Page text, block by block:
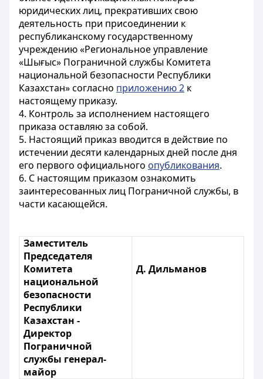
юридических лиц, прекративших свою
деятельность при присоединении к
республиканскому государственному
учреждению «Региональное управление
«Шығыс» Пограничной службы Комитета
национальной безопасности Республики
Казахстан» согласно приложению 2 к
настоящему приказу.
4. Контроль за исполнением настоящего
приказа оставляю за собой.
5. Настоящий приказ вводится в действие по
истечении десяти календарных дней после дня
его первого официального опубликования.
6. С настоящим приказом ознакомить
заинтересованных лиц Пограничной службы, в
части касающейся.
Заместитель
Председателя
Комитета
национальной
безопасности
Республики
Казахстан -
Директор
Пограничной
службы генерал-
майор
Д. Дильманов